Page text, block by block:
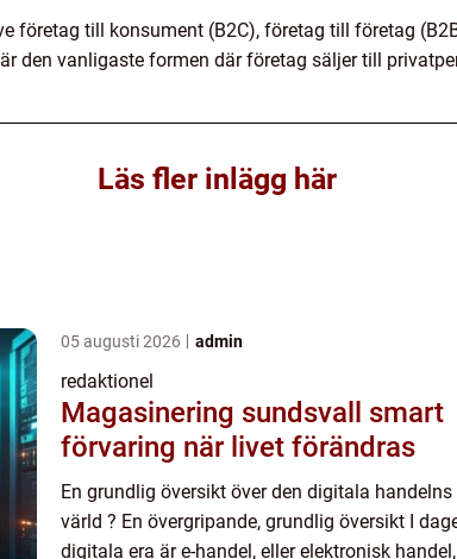
företag till konsument (B2C), företag till företag
den vanligaste formen där företag säljer till
Läs fler inlägg här
05 augusti 2026 admin
redaktionel
Magasinering sundsvall smart
förvaring när livet förändras
En grundlig översikt över den digitala handelns
värld ? En övergripande, grundlig översikt I
digitala era är e-handel, eller elektronisk